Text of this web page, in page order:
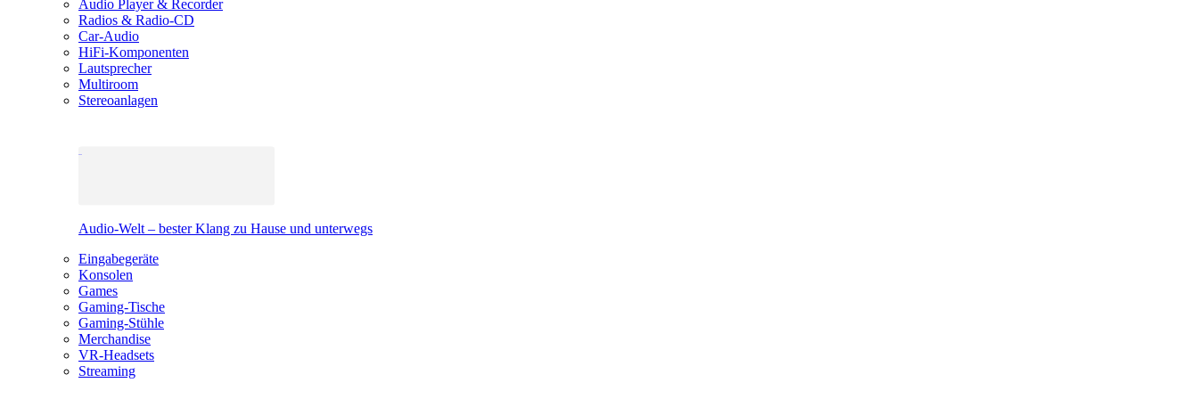
Audio Player & Recorder
Radios & Radio-CD
Car-Audio
HiFi-Komponenten
Lautsprecher
Multiroom
Stereoanlagen
Audio-Welt – bester Klang zu Hause und unterwegs
Eingabegeräte
Konsolen
Games
Gaming-Tische
Gaming-Stühle
Merchandise
VR-Headsets
Streaming